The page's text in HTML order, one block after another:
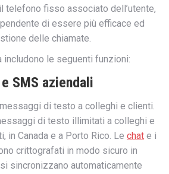
telefono fisso associato dell’utente,
di essere più efficace ed
delle chiamate.
includono le seguenti funzioni:
SMS aziendali
di testo a colleghi e clienti.
di testo illimitati a colleghi e
in Canada e a Porto Rico. Le chat e i
crittografati in modo sicuro in
sincronizzano automaticamente